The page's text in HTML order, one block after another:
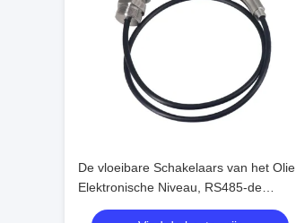
De vloeibare Schakelaars van het Olie
Elektronische Niveau, RS485-de
Sensor van de Waterspiegelschakelaar